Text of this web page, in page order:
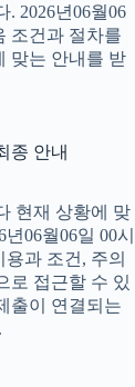
2026년06월06
조건과 절차를
맞는 안내를 받
종 안내
현재 상황에 맞
06월06일 00시
과 조건, 주의
로 접근할 수 있
출이 연결되는